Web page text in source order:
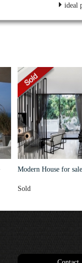
ideal
Modern House for
Sold